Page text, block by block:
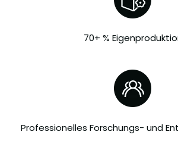
70+ %
Professionelles Forschungs- und